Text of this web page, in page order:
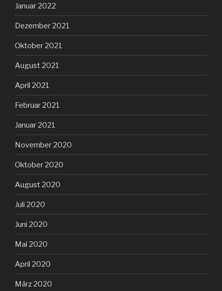
Januar 2022
Dezember 2021
Oktober 2021
August 2021
April 2021
Februar 2021
Januar 2021
November 2020
Oktober 2020
August 2020
Juli 2020
Juni 2020
Mai 2020
April 2020
März 2020